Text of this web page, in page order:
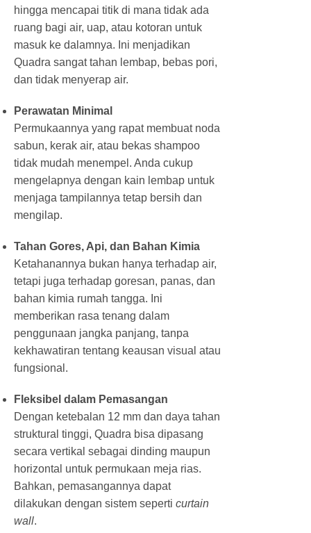
hingga mencapai titik di mana tidak ada
ruang bagi air, uap, atau kotoran untuk
masuk ke dalamnya. Ini menjadikan
Quadra sangat tahan lembap, bebas pori,
dan tidak menyerap air.
Perawatan Minimal
Permukaannya yang rapat membuat noda
sabun, kerak air, atau bekas shampoo
tidak mudah menempel. Anda cukup
mengelapnya dengan kain lembap untuk
menjaga tampilannya tetap bersih dan
mengilap.
Tahan Gores, Api, dan Bahan Kimia
Ketahanannya bukan hanya terhadap air,
tetapi juga terhadap goresan, panas, dan
bahan kimia rumah tangga. Ini
memberikan rasa tenang dalam
penggunaan jangka panjang, tanpa
kekhawatiran tentang keausan visual atau
fungsional.
Fleksibel dalam Pemasangan
Dengan ketebalan 12 mm dan daya tahan
struktural tinggi, Quadra bisa dipasang
secara vertikal sebagai dinding maupun
horizontal untuk permukaan meja rias.
Bahkan, pemasangannya dapat
dilakukan dengan sistem seperti curtain
wall.